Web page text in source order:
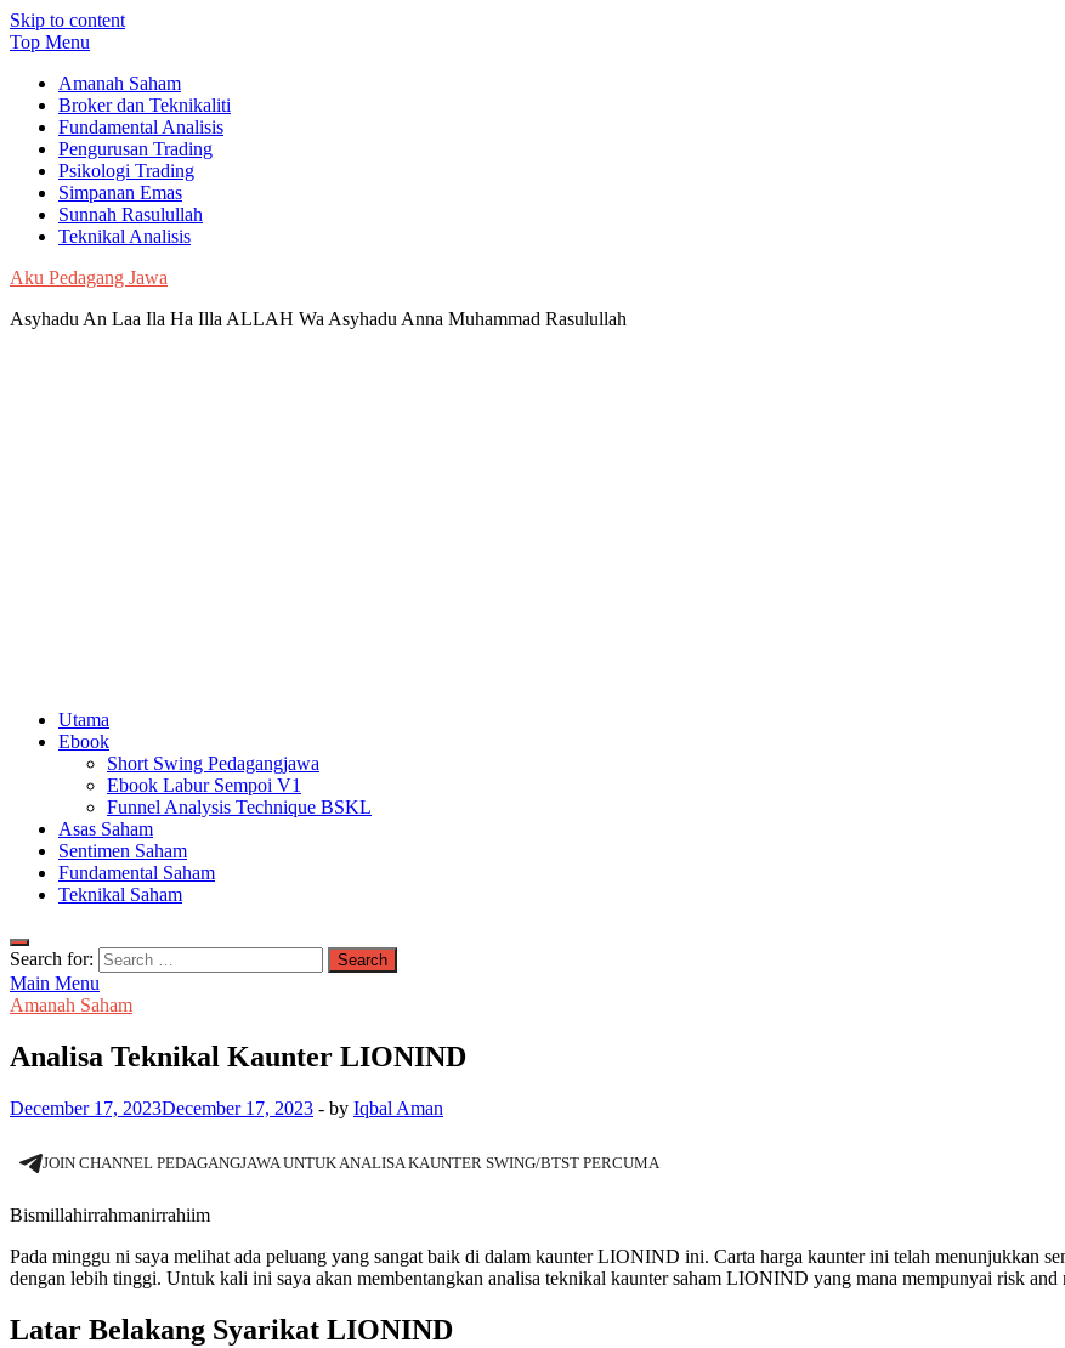
Skip to content
Top Menu
Amanah Saham
Broker dan Teknikaliti
Fundamental Analisis
Pengurusan Trading
Psikologi Trading
Simpanan Emas
Sunnah Rasulullah
Teknikal Analisis
Aku Pedagang Jawa
Asyhadu An Laa Ila Ha Illa ALLAH Wa Asyhadu Anna Muhammad Rasulullah
Utama
Ebook
Short Swing Pedagangjawa
Ebook Labur Sempoi V1
Funnel Analysis Technique BSKL
Asas Saham
Sentimen Saham
Fundamental Saham
Teknikal Saham
Search for:
Main Menu
Amanah Saham
Analisa Teknikal Kaunter LIONIND
December 17, 2023December 17, 2023 - by Iqbal Aman
JOIN CHANNEL PEDAGANGJAWA UNTUK ANALISA KAUNTER SWING/BTST PERCUMA
Bismillahirrahmanirrahiim
Pada minggu ni saya melihat ada peluang yang sangat baik di dalam kaunter LIONIND ini. Carta harga kaunter ini telah menunjukkan
dengan lebih tinggi. Untuk kali ini saya akan membentangkan analisa teknikal kaunter saham LIONIND yang mana mempunyai risk
Latar Belakang Syarikat LIONIND